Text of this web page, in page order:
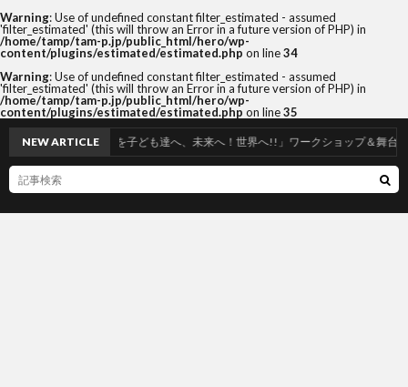
Warning: Use of undefined constant filter_estimated - assumed
'filter_estimated' (this will throw an Error in a future version of PHP) in
/home/tamp/tam-p.jp/public_html/hero/wp-
content/plugins/estimated/estimated.php on line34
Warning: Use of undefined constant filter_estimated - assumed
'filter_estimated' (this will throw an Error in a future version of PHP) in
/home/tamp/tam-p.jp/public_html/hero/wp-
content/plugins/estimated/estimated.php on line35
NEW ARTICLE
子ども達へ、未来へ！世界へ!!」ワークショップ＆舞台2024年度in札幌開催！